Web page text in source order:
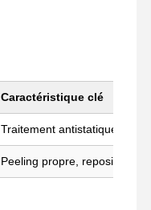
Caractéristique clé
Traitement antistatique,
Peeling propre,